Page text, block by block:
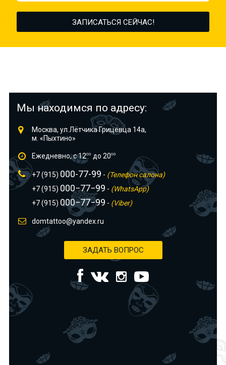
Мы находимся по адресу:
Москва, ул.Лётчика Грицевца 14а,
м. «Пыхтино»
Ежедневно, с 1200 до 2000
+7 (915) 000-77-99 - (Телефон салона)
+7 (915) 000−77−99 - (WhatsApp)
+7 (915) 000−77−99 - (Viber)
domtattoo@yandex.ru
ЗАДАТЬ ВОПРОС